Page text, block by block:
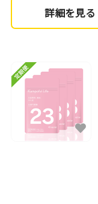
詳細を見る